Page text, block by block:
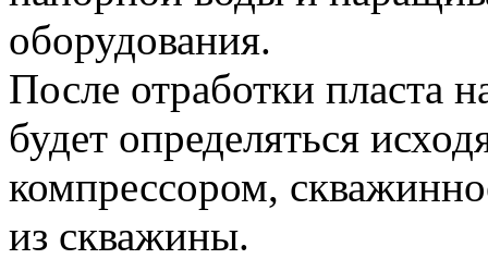
оборудования.
После отработки пласта
будет определяться
компрессором,
из скважины.